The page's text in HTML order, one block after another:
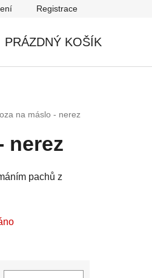
Registrace
PRÁZDNÝ KOŠÍK
na máslo - nerez
nerez
pachů z